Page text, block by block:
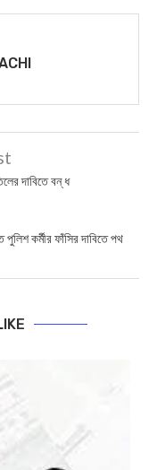
দাবিতে বন্ ধ
কর্মীর ফাঁসির দাবিতে পথ